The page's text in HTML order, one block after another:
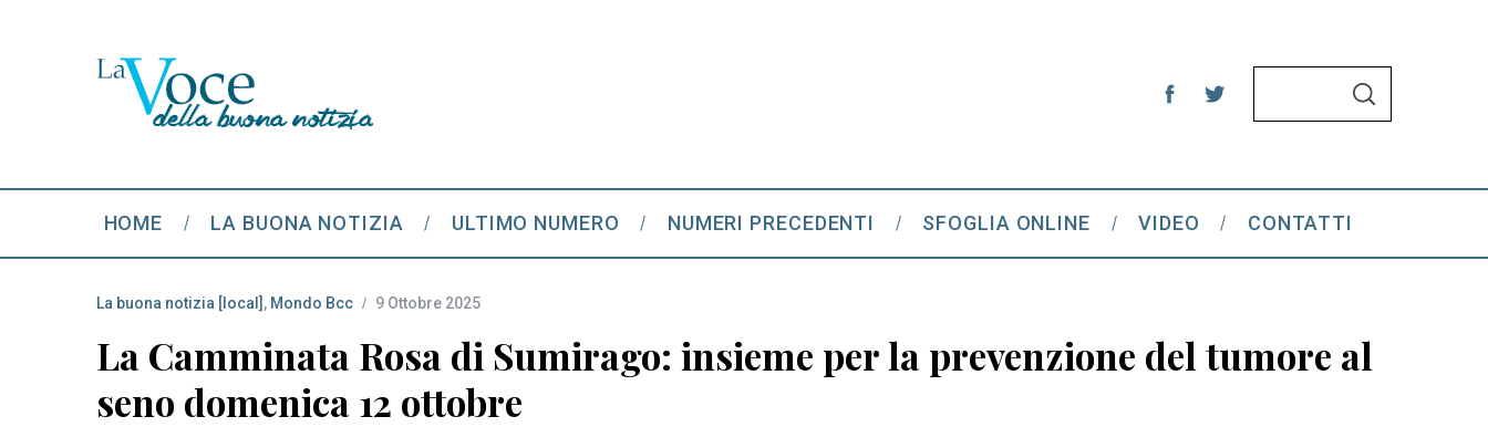
h
f
:
S
HOME LA BUONA NOTIZIA ULTIMO NUMERO NUMERI PRECEDENTI SFOGLIA ONLINE VIDEO CONTATTI
La buona notizia [local] , Mondo Bcc 9 Ottobre 2025
La Camminata Rosa di Sumirago: insieme per la prevenzione del tumore al
seno domenica 12 ottobre